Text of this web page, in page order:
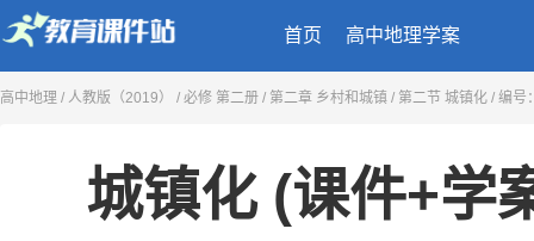
首页 高中地理学案
高中地理 / 人教版（2019） / 必修 第二册 / 第二章 乡村和城镇 / 第二节 城镇化 / 编号
城镇化 (课件+学案+练习) 高中地理人
日期：2026-08-09 科目：高中地理 类型：学案 来源：二一教育课件站